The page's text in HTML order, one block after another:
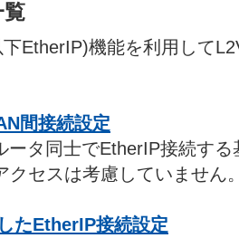
覧
EtherIP)機能を利用して
間接続設定
ータ同士でEtherIP接続す
クセスは考慮していません
たEtherIP接続設定